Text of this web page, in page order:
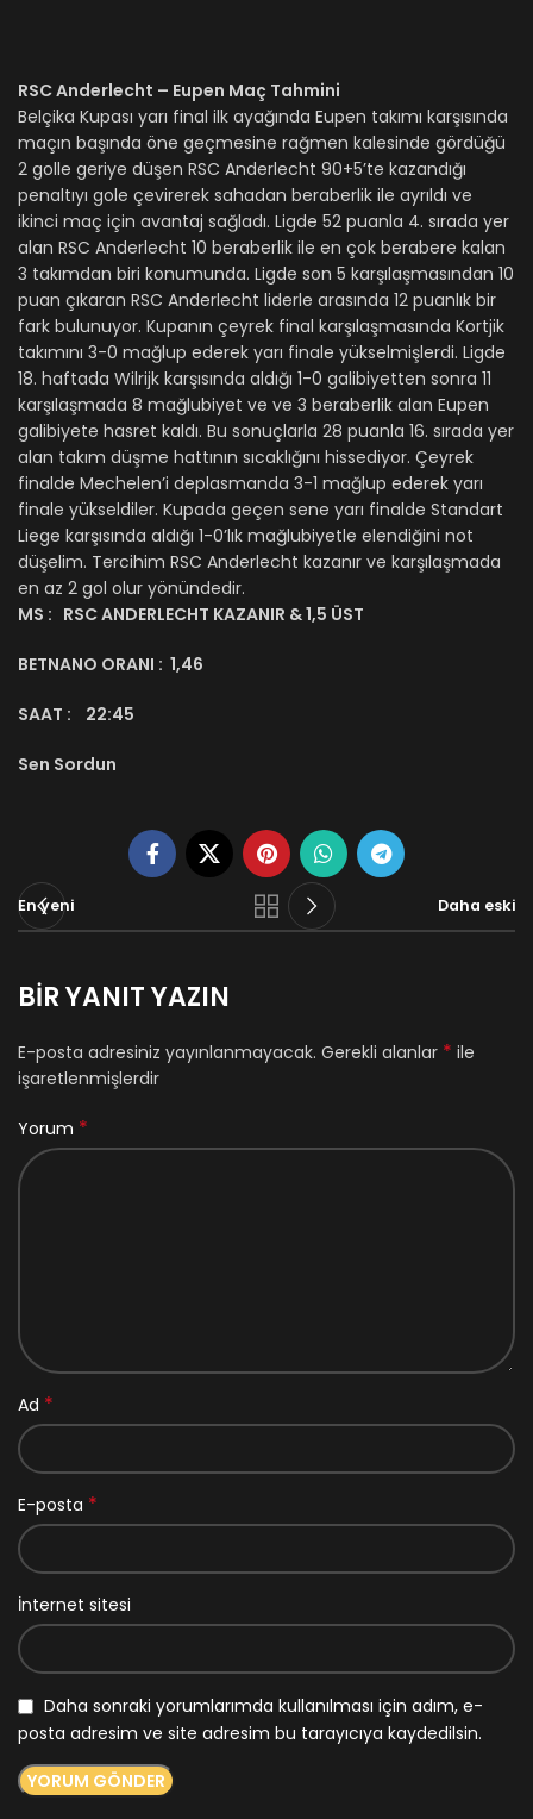
RSC Anderlecht – Eupen Maç Tahmini
Belçika Kupası yarı final ilk ayağında Eupen takımı karşısında
maçın başında öne geçmesine rağmen kalesinde gördüğü
2 golle geriye düşen RSC Anderlecht 90+5’te kazandığı
penaltıyı gole çevirerek sahadan beraberlik ile ayrıldı ve
ikinci maç için avantaj sağladı. Ligde 52 puanla 4. sırada yer
alan RSC Anderlecht 10 beraberlik ile en çok berabere kalan
3 takımdan biri konumunda. Ligde son 5 karşılaşmasından 10
puan çıkaran RSC Anderlecht liderle arasında 12 puanlık bir
fark bulunuyor. Kupanın çeyrek final karşılaşmasında Kortjik
takımını 3-0 mağlup ederek yarı finale yükselmişlerdi. Ligde
18. haftada Wilrijk karşısında aldığı 1-0 galibiyetten sonra 11
karşılaşmada 8 mağlubiyet ve ve 3 beraberlik alan Eupen
galibiyete hasret kaldı. Bu sonuçlarla 28 puanla 16. sırada yer
alan takım düşme hattının sıcaklığını hissediyor. Çeyrek
finalde Mechelen’i deplasmanda 3-1 mağlup ederek yarı
finale yükseldiler. Kupada geçen sene yarı finalde Standart
Liege karşısında aldığı 1-0’lık mağlubiyetle elendiğini not
düşelim. Tercihim RSC Anderlecht kazanır ve karşılaşmada
en az 2 gol olur yönündedir.
MS : RSC ANDERLECHT KAZANIR & 1,5 ÜST
BETNANO ORANI : 1,46
SAAT : 22:45
Sen Sordun
En yeni Daha eski
BIR YANIT YAZIN
E-posta adresiniz yayınlanmayacak. Gerekli alanlar * ile
işaretlenmişlerdir
Yorum *
Ad *
E-posta *
İnternet sitesi
Daha sonraki yorumlarımda kullanılması için adım, e-
posta adresim ve site adresim bu tarayıcıya kaydedilsin.